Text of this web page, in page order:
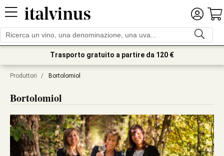
Trasporto gratuito a partire da 120 €
Produttori / Bortolomiol
Bortolomiol